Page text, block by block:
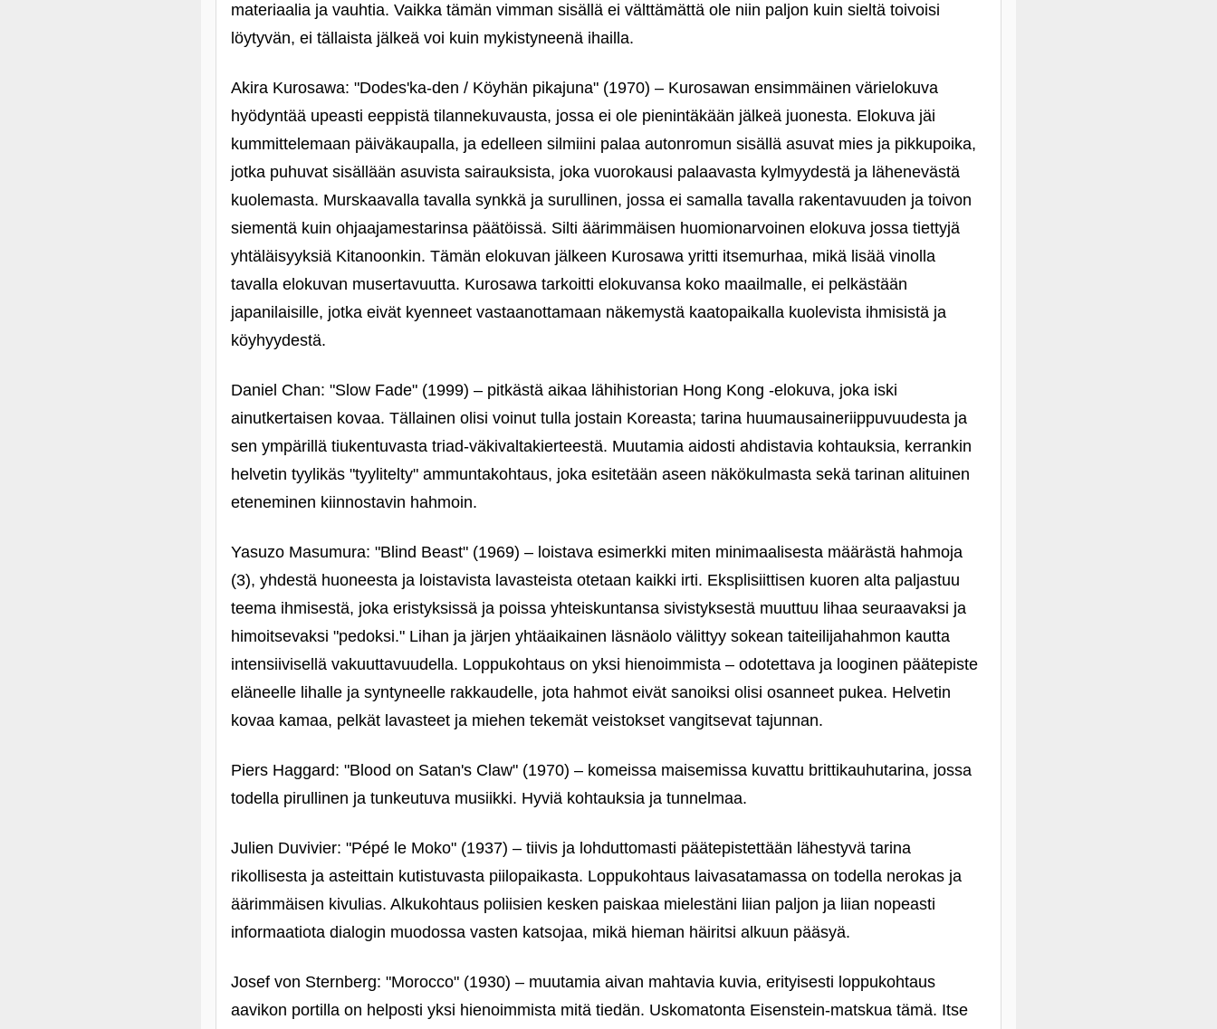
materiaalia ja vauhtia. Vaikka tämän vimman sisällä ei välttämättä ole niin paljon kuin sieltä toivoisi
löytyvän, ei tällaista jälkeä voi kuin mykistyneenä ihailla.
Akira Kurosawa: "Dodes'ka-den / Köyhän pikajuna" (1970) – Kurosawan ensimmäinen värielokuva
hyödyntää upeasti eeppistä tilannekuvausta, jossa ei ole pienintäkään jälkeä juonesta. Elokuva jäi
kummittelemaan päiväkaupalla, ja edelleen silmiini palaa autonromun sisällä asuvat mies ja pikkupoika,
jotka puhuvat sisällään asuvista sairauksista, joka vuorokausi palaavasta kylmyydestä ja lähenevästä
kuolemasta. Murskaavalla tavalla synkkä ja surullinen, jossa ei samalla tavalla rakentavuuden ja toivon
siementä kuin ohjaajamestarinsa päätöissä. Silti äärimmäisen huomionarvoinen elokuva jossa tiettyjä
yhtäläisyyksiä Kitanoonkin. Tämän elokuvan jälkeen Kurosawa yritti itsemurhaa, mikä lisää vinolla
tavalla elokuvan musertavuutta. Kurosawa tarkoitti elokuvansa koko maailmalle, ei pelkästään
japanilaisille, jotka eivät kyenneet vastaanottamaan näkemystä kaatopaikalla kuolevista ihmisistä ja
köyhyydestä.
Daniel Chan: "Slow Fade" (1999) – pitkästä aikaa lähihistorian Hong Kong ‑elokuva, joka iski
ainutkertaisen kovaa. Tällainen olisi voinut tulla jostain Koreasta; tarina huumausaineriippuvuudesta ja
sen ympärillä tiukentuvasta triad-väkivaltakierteestä. Muutamia aidosti ahdistavia kohtauksia, kerrankin
helvetin tyylikäs "tyylitelty" ammuntakohtaus, joka esitetään aseen näkökulmasta sekä tarinan alituinen
eteneminen kiinnostavin hahmoin.
Yasuzo Masumura: "Blind Beast" (1969) – loistava esimerkki miten minimaalisesta määrästä hahmoja
(3), yhdestä huoneesta ja loistavista lavasteista otetaan kaikki irti. Eksplisiittisen kuoren alta paljastuu
teema ihmisestä, joka eristyksissä ja poissa yhteiskuntansa sivistyksestä muuttuu lihaa seuraavaksi ja
himoitsevaksi "pedoksi." Lihan ja järjen yhtäaikainen läsnäolo välittyy sokean taiteilijahahmon kautta
intensiivisellä vakuuttavuudella. Loppukohtaus on yksi hienoimmista – odotettava ja looginen päätepiste
eläneelle lihalle ja syntyneelle rakkaudelle, jota hahmot eivät sanoiksi olisi osanneet pukea. Helvetin
kovaa kamaa, pelkät lavasteet ja miehen tekemät veistokset vangitsevat tajunnan.
Piers Haggard: "Blood on Satan's Claw" (1970) – komeissa maisemissa kuvattu brittikauhutarina, jossa
todella pirullinen ja tunkeutuva musiikki. Hyviä kohtauksia ja tunnelmaa.
Julien Duvivier: "Pépé le Moko" (1937) – tiivis ja lohduttomasti päätepistettään lähestyvä tarina
rikollisesta ja asteittain kutistuvasta piilopaikasta. Loppukohtaus laivasatamassa on todella nerokas ja
äärimmäisen kivulias. Alkukohtaus poliisien kesken paiskaa mielestäni liian paljon ja liian nopeasti
informaatiota dialogin muodossa vasten katsojaa, mikä hieman häiritsi alkuun pääsyä.
Josef von Sternberg: "Morocco" (1930) – muutamia aivan mahtavia kuvia, erityisesti loppukohtaus
aavikon portilla on helposti yksi hienoimmista mitä tiedän. Uskomatonta Eisenstein-matskua tämä. Itse